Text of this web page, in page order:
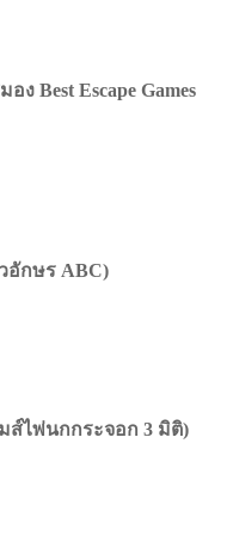
ง Best Escape Games
อักษร ABC)
มส์ไพ่นกกระจอก 3 มิติ)